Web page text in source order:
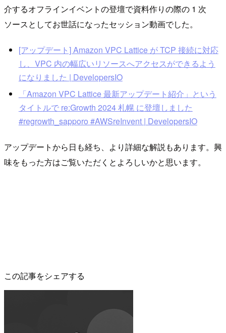
介するオフラインイベントの登壇で資料作りの際の 1 次
ソースとしてお世話になったセッション動画でした。
[アップデート] Amazon VPC Lattice が TCP 接続に対応
し、VPC 内の幅広いリソースへアクセスができるよう
になりました | DevelopersIO
「Amazon VPC Lattice 最新アップデート紹介」という
タイトルで re:Growth 2024 札幌 に登壇しました
#regrowth_sapporo #AWSreInvent | DevelopersIO
アップデートから日も経ち、より詳細な解説もあります。興
味をもった方はご覧いただくとよろしいかと思います。
この記事をシェアする